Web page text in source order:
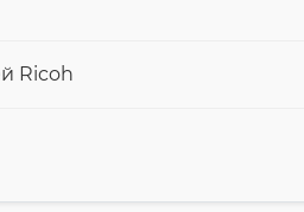
Ricoh